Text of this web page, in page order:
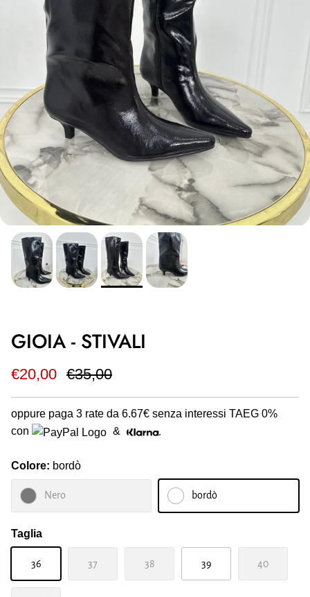
GIOIA - STIVALI
€20,00 €35,00
oppure paga 3 rate da 6.67€ senza interessi TAEG 0%
con
&
Colore: bordò
Nero bordò
Taglia
36 37 38 39 40